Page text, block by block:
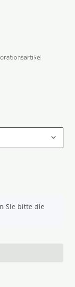
Sie bitte die